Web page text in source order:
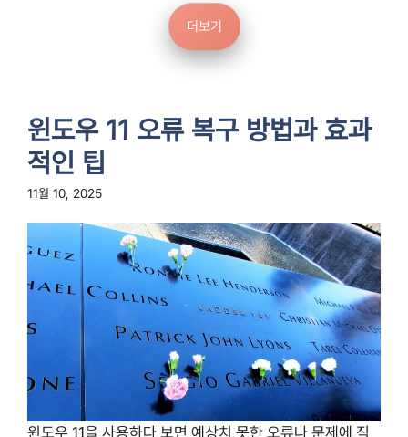
더보기
윈도우 11 오류 복구 방법과 효과
적인 팁
11월 10, 2025
윈도우 11을 사용하다 보면 예상치 못한 오류나 문제에 직